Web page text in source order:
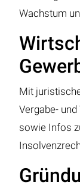
Wachstum
Mit
Vergabe-
sowie Infos